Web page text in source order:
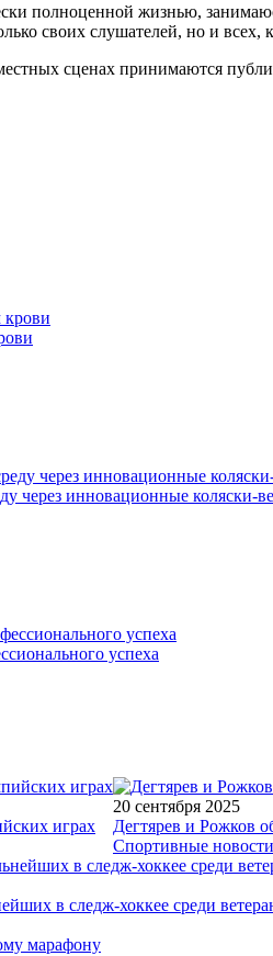
полноценной жизнью,
своих слушателей, но и всех,
сценах принимаются
через инновационные коляски-
успеха
играх
20 сентября 2025
Дегтярев и Рожков
Спортивные новости
в следж-хоккее среди